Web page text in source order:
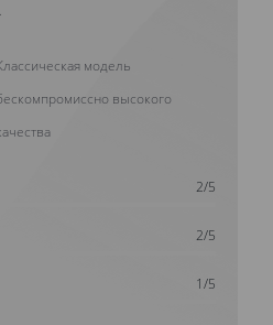
модель
высокого
2/5
2/5
1/5